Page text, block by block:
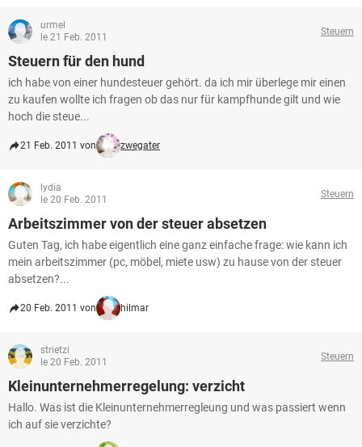
urmel
le 21 Feb. 2011
Steuern
Steuern für den hund
ich habe von einer hundesteuer gehört. da ich mir überlege mir einen
zu kaufen wollte ich fragen ob das nur für kampfhunde gilt und wie
hoch die steue...
21 Feb. 2011 von zwegater
lydia
le 20 Feb. 2011
Steuern
Arbeitszimmer von der steuer absetzen
Guten Tag, ich habe eigentlich eine ganz einfache frage: wie kann ich
mein arbeitszimmer (pc, möbel, miete usw) zu hause von der steuer
absetzen?...
20 Feb. 2011 von hilmar
strietzi
le 20 Feb. 2011
Steuern
Kleinunternehmerregelung: verzicht
Hallo. Was ist die Kleinunternehmerregleung und was passiert wenn
ich auf sie verzichte?